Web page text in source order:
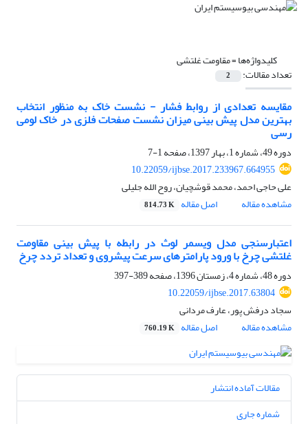
کلیدواژه‌ها =مقاومت غلتشی
تعداد مقالات: 2
مقایسه تعدادی از روابط فشار - نشست خاک‌ به منظور انتخاب
بهترین مدل پیش بینی میزان نشست صفحات فلزی در خاک لومی
رسی
دوره 49، شماره 1، بهار 1397، صفحه
1-7
10.22059/ijbse.2017.233967.664955
علی حاجی احمد، محمد قوشچیان، روح الله جلیلی
مشاهده مقاله
اصل مقاله 814.73 K
اعتبارسنجی مدل ویسمر لوث در رابطه با پیش بینی مقاومت
غلتشی چرخ با ورود پارامترهای سرعت پیشروی و تعداد تردد چرخ
دوره 48، شماره 4، زمستان 1396، صفحه
389-397
10.22059/ijbse.2017.63804
سجاد درفش پور، عارف مردانی
مشاهده مقاله
اصل مقاله 760.19 K
مقالات آماده انتشار
شماره جاری